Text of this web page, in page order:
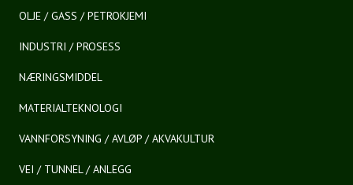
OLJE / GASS / PETROKJEMI
INDUSTRI / PROSESS
NÆRINGSMIDDEL
MATERIALTEKNOLOGI
VANNFORSYNING / AVLØP / AKVAKULTUR
VEI / TUNNEL / ANLEGG